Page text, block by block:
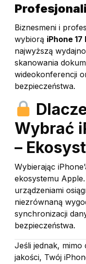
Biznesmeni i
wybiorą iPhone 17
najwyższą
skanowania
wideokonferencji
bezpieczeństwa.
Wybrać
–
Wybierając
ekosystemu
urządzeniami
niezrównaną
synchronizacji
bezpieczeństwa.
Jeśli jednak, mimo
jakości, Twój